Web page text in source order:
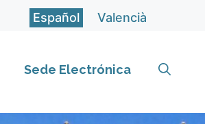
Español Valencià
Sede Electrónica